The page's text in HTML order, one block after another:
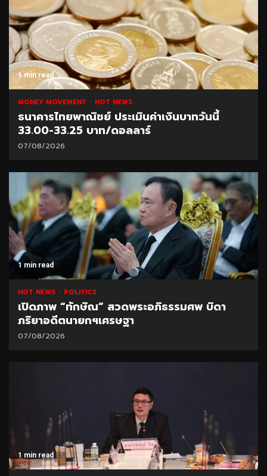
1 min read
MONEY MOVEMENT HOT NEWS
ธนาคารไทยพาณิชย์ ประเมินค่าเงินบาทวันนี้
33.00-33.25 บาท/ดอลลาร์
07/08/2026
1 min read
HOT NEWS POLITICS
เปิดภาพ “ทักษิณ” สวดพระอภิธรรมศพ บิดา
ภริยาอดีตนายกฯเศรษฐา
07/08/2026
1 min read